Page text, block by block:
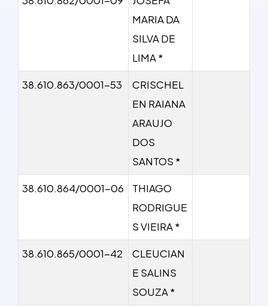
MARIA DA
SILVA DE
LIMA *
38.610.863/0001-53
CRISCHEL
EN RAIANA
ARAUJO
DOS
SANTOS *
38.610.864/0001-06
THIAGO
RODRIGUE
S VIEIRA *
38.610.865/0001-42
CLEUCIAN
E SALINS
SOUZA *